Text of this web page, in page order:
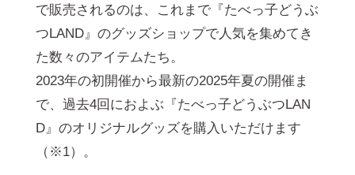
で販売されるのは、これまで『たべっ子どうぶ
つLAND』のグッズショップで人気を集めてき
た数々のアイテムたち。
2023年の初開催から最新の2025年夏の開催ま
で、過去4回におよぶ『たべっ子どうぶつLAN
D』のオリジナルグッズを購入いただけます
（※1）。